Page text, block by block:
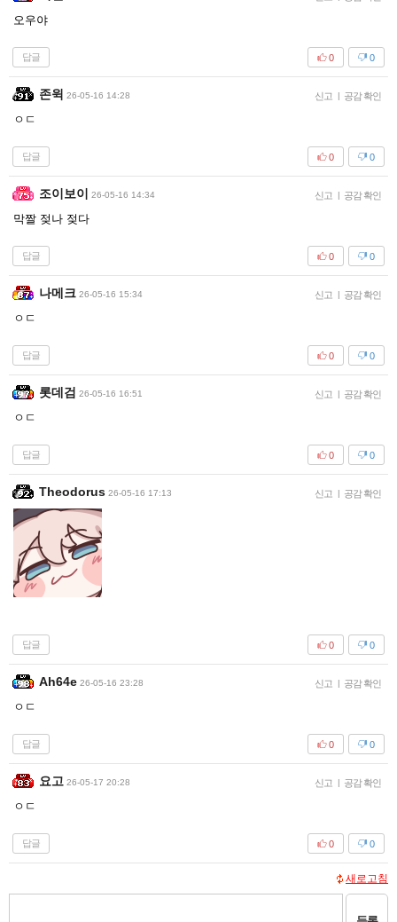
오우야
답글 0
0
존윅 26-05-16 14:28 신고 | 공감 확인
ㅇㄷ
답글 0
0
조이보이 26-05-16 14:34 신고 | 공감 확인
막짤 젖나 젖다
답글 0
0
나메크 26-05-16 15:34 신고 | 공감 확인
ㅇㄷ
답글 0
0
롯데검 26-05-16 16:51 신고 | 공감 확인
ㅇㄷ
답글 0
0
Theodorus 26-05-16 17:13 신고 | 공감 확인
답글 0
0
Ah64e 26-05-16 23:28 신고 | 공감 확인
ㅇㄷ
답글 0
0
요고 26-05-17 20:28 신고 | 공감 확인
ㅇㄷ
답글 0
0
새로고침